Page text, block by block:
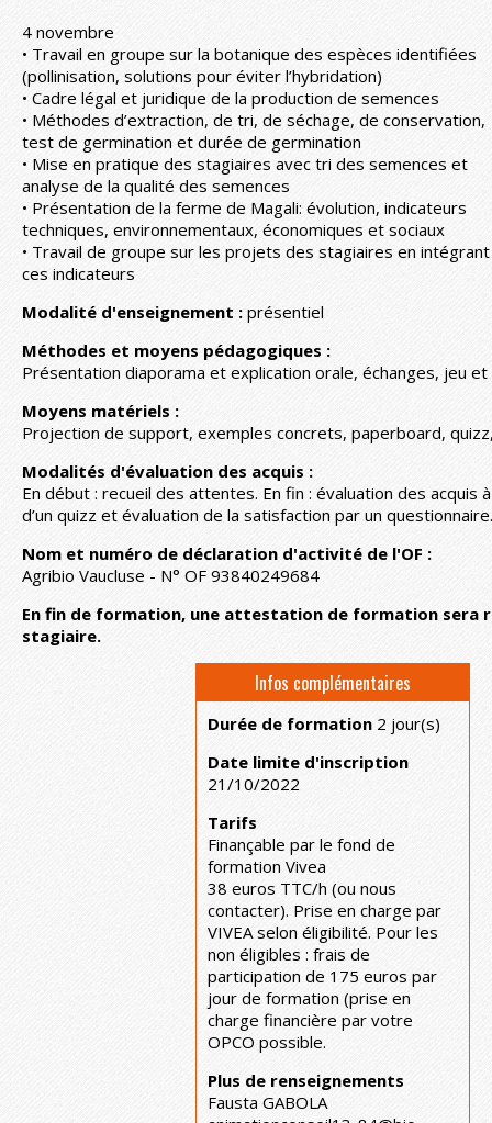
4 novembre
• Travail en groupe sur la botanique des espèces identifiées
(pollinisation, solutions pour éviter l’hybridation)
• Cadre légal et juridique de la production de semences
• Méthodes d’extraction, de tri, de séchage, de conservation,
test de germination et durée de germination
• Mise en pratique des stagiaires avec tri des semences et
analyse de la qualité des semences
• Présentation de la ferme de Magali: évolution, indicateurs
techniques, environnementaux, économiques et sociaux
• Travail de groupe sur les projets des stagiaires en intégrant
ces indicateurs
Modalité d'enseignement : présentiel
Méthodes et moyens pédagogiques :
Présentation diaporama et explication orale, échanges, jeu
Moyens matériels :
Projection de support, exemples concrets, paperboard,
Modalités d'évaluation des acquis :
En début : recueil des attentes. En fin : évaluation des acquis
d’un quizz et évaluation de la satisfaction par un questionnaire.
Nom et numéro de déclaration d'activité de l'OF :
Agribio Vaucluse - N° OF 93840249684
En fin de formation, une attestation de formation sera
stagiaire.
Infos complémentaires
Durée de formation 2 jour(s)
Date limite d'inscription
21/10/2022
Tarifs
Finançable par le fond de
formation Vivea
38 euros TTC/h (ou nous
contacter). Prise en charge par
VIVEA selon éligibilité. Pour les
non éligibles : frais de
participation de 175 euros par
jour de formation (prise en
charge financière par votre
OPCO possible.
Plus de renseignements
Fausta GABOLA